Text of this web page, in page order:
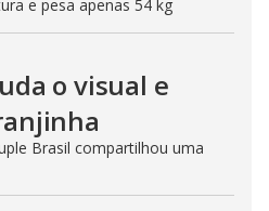
e pesa apenas 54 kg
o visual e
Brasil compartilhou uma